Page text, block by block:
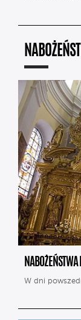
NABOŻEŃSTWA
W dni